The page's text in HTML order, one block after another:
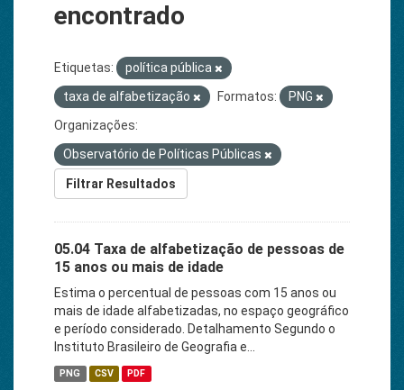
encontrado
Etiquetas:
política pública
taxa de alfabetização
Formatos:
PNG
Organizações:
Observatório de Políticas Públicas
Filtrar Resultados
05.04 Taxa de alfabetização de pessoas de
15 anos ou mais de idade
Estima o percentual de pessoas com 15 anos ou
mais de idade alfabetizadas, no espaço geográfico
e período considerado. Detalhamento Segundo o
Instituto Brasileiro de Geografia e...
PNG CSV PDF